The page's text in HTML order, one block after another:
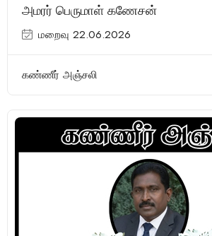
அமரர் பெருமாள் கணேசன்
மறைவு 22.06.2026
கண்ணீர் அஞ்சலி